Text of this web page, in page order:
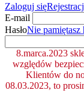
Zaloguj się
E-mail
HasłoNie pamiętasz
8.marca.2023
względów
Klientów do
08.03.2023, to